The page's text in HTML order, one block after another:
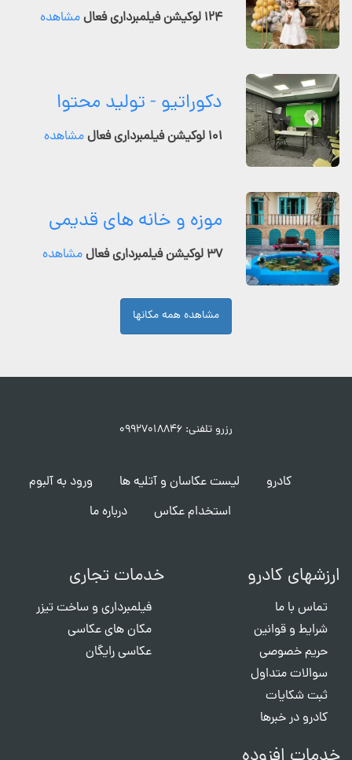
۱۲۴ لوکیشن فیلمبرداری فعال مشاهده
دکوراتیو - تولید محتوا
۱۰۱ لوکیشن فیلمبرداری فعال مشاهده
موزه و خانه های قدیمی
۳۷ لوکیشن فیلمبرداری فعال مشاهده
مشاهده همه مکانها
رزرو تلفنی: ۰۹۹۲۷۰۱۸۸۴۶
کادرو لیست عکاسان و آتلیه ها
ورود به آلبوم
استخدام عکاس
درباره ما
ارزشهای کادرو
تماس با ما
شرایط و قوانین
حریم خصوصی
سوالات متداول
ثبت شکایات
کادرو در خبرها
خدمات تجاری
فیلمبرداری و ساخت تیزر
مکان های عکاسی
عکاسی رایگان